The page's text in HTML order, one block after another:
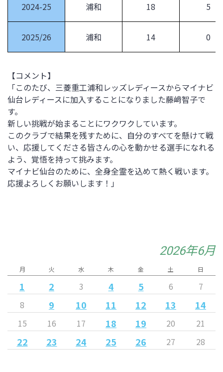
2024-25 浦和 18 5
2025/26 浦和 14 0
【コメント】
「このたび、三菱重工浦和レッズレディースからマイナビ
仙台レディースに加入することになりました藤﨑智子で
す。
新しい挑戦が始まることにワクワクしています。
このクラブで結果を残すために、自分のすべてを懸けて戦
い、応援してくださる皆さんの心を動かせる選手になれる
よう、覚悟を持って挑みます。
マイナビ仙台のために、全身全霊を込めて熱く戦います。
応援よろしくお願いします！ 」
2026年6月
月 火 水 木 金 土 日
1 2 3 4 5 6
7
8
9 10 11 12 13 14
15 16 17 18 19 20 21
22 23 24 25 26 27
28